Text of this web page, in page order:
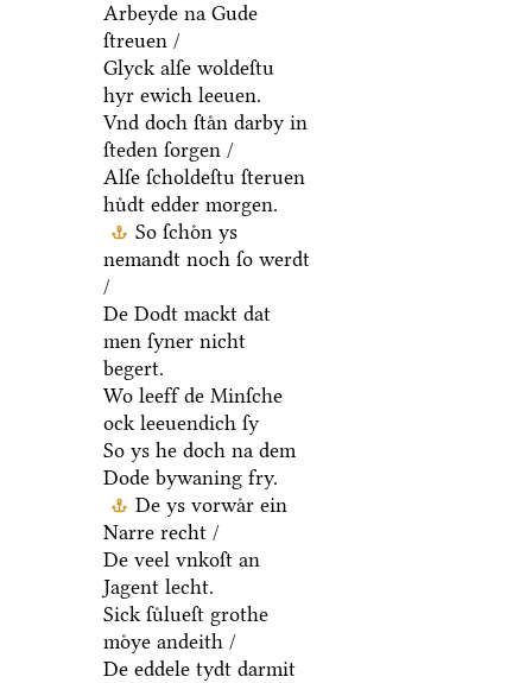
Arbeyde na Gude
ſtreuen /
Glyck alſe woldeſtu
hyr ewich leeuen.
Vnd doch ſtaͤn darby in
ſteden ſorgen /
Alſe ſcholdeſtu ſteruen
huͤdt edder morgen.
So ſchoͤn ys
nemandt noch ſo werdt
/
De Dodt mackt dat
men ſyner nicht
begert.
Wo leeff de Minſche
ock leeuendich ſy
So ys he doch na dem
Dode bywaning fry.
De ys vorwaͤr ein
Narre recht /
De veel vnkoſt an
Jagent lecht.
Sick ſuͤlueſt grothe
moͤye andeith /
De eddele tydt darmit